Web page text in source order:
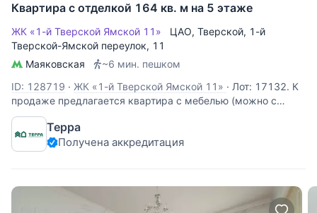
Квартира с отделкой 164 кв. м на 5 этаже
ЖК «1-й Тверской Ямской 11» ЦАО, Тверской, 1-й
Тверской-Ямской переулок, 11
Маяковская
~6 мин. пешком
ID: 128719 · ЖК «1-й Тверской Ямской 11» · Лот: 17132. К
продаже предлагается квартира с мебелью (можно с
другой мебелью или без мебели).Деревянные
стеклопакеты, пол паркет, спринклерная система
пожаротушения, кондиционирование: сплит-системы. Есть
Терра
Получена аккредитация